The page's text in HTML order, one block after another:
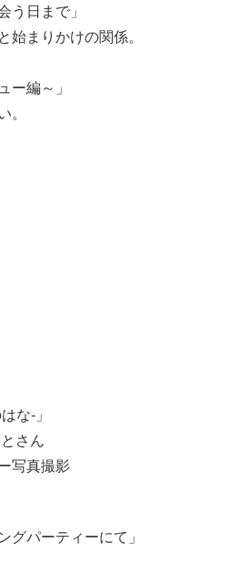
う日まで」
始まりかけの関係。
ー編～」
。
な-」
さん
写真撮影
グパーティーにて」